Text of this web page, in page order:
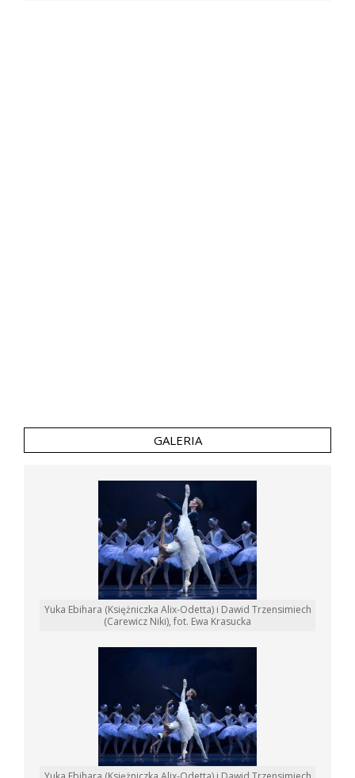
GALERIA
Yuka Ebihara (Księżniczka Alix-Odetta) i Dawid Trzensimiech
(Carewicz Niki), fot. Ewa Krasucka